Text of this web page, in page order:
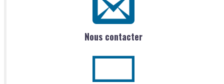
Nous contacter